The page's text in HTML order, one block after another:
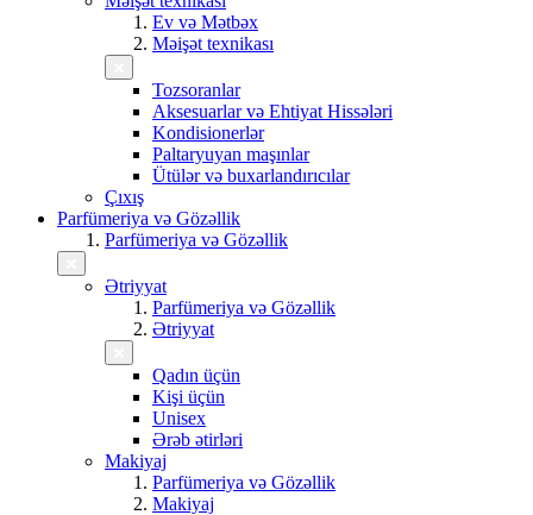
Ev və Mətbəx
Məişət texnikası
Tozsoranlar
Aksesuarlar və Ehtiyat Hissələri
Kondisionerlər
Paltaryuyan maşınlar
Ütülər və buxarlandırıcılar
Çıxış
Parfümeriya və Gözəllik
Parfümeriya və Gözəllik
Ətriyyat
Parfümeriya və Gözəllik
Ətriyyat
Qadın üçün
Kişi üçün
Unisex
Ərəb ətirləri
Makiyaj
Parfümeriya və Gözəllik
Makiyaj